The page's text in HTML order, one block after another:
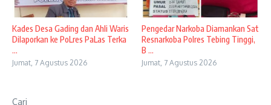
Kades Desa Gading dan Ahli Waris
Dilaporkan ke PoLres PaLas Terka
...
Jumat, 7 Agustus 2026
Pengedar Narkoba Diamankan Sat
Resnarkoba Polres Tebing Tinggi,
B ...
Jumat, 7 Agustus 2026
Cari